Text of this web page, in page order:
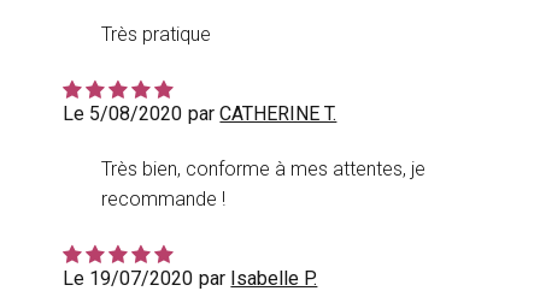
Très pratique
Le 5/08/2020 parCATHERINE T.
Très bien, conforme à mes attentes, je
recommande !
Le 19/07/2020 par Isabelle P.